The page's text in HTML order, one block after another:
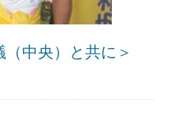
（中央）と共に＞